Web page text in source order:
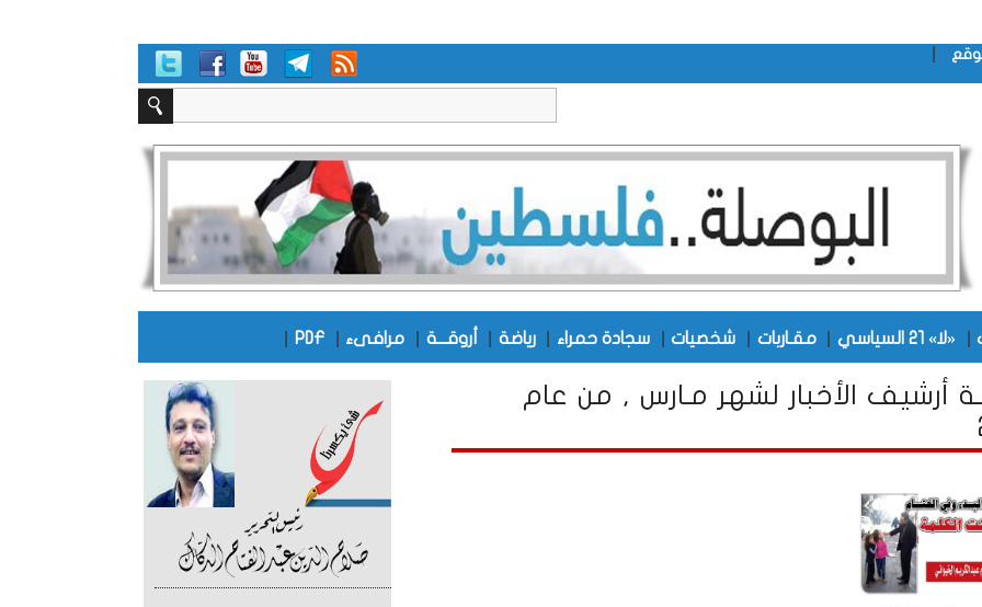
«لا» 21 السياسي مقـاربات شخصيات سجادة حمراء رياضة أروقـــة مرافىء PDF
أرشيف الأخبار لشهر مـارس , من عام